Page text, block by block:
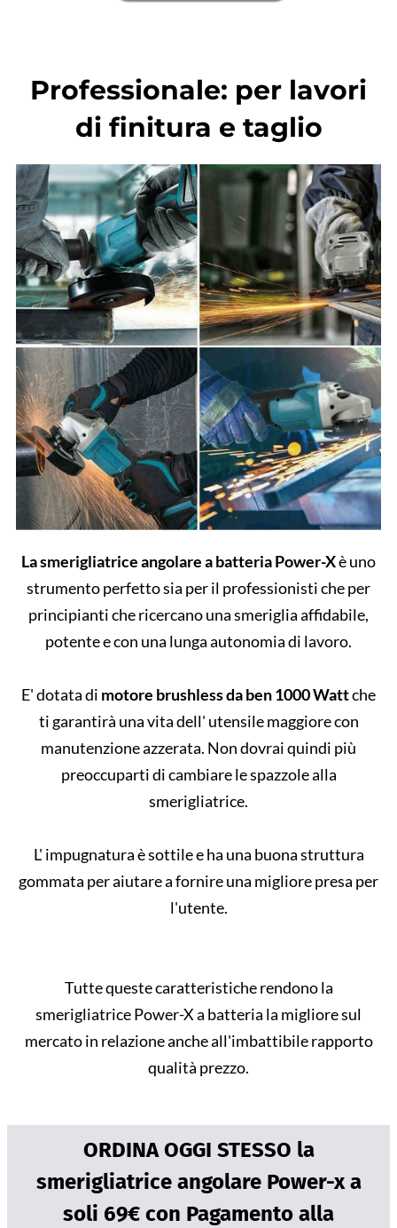
Professionale: per lavori
di finitura e taglio
La smerigliatrice angolare a batteria Power-Xè uno
strumento perfetto sia per il professionisti che per
principianti che ricercano una smeriglia affidabile,
potente e con una lunga autonomia di lavoro.
E' dotata di motore brushless da ben 1000 Wattche
ti garantirà una vita dell' utensile maggiore con
manutenzione azzerata. Non dovrai quindi più
preoccuparti di cambiare le spazzole alla
smerigliatrice.
L' impugnatura è sottile e ha una buona struttura
gommata per aiutare a fornire una migliore presa per
l'utente.
Tutte queste caratteristiche rendono la
smerigliatrice Power-X a batteria la migliore sul
mercato in relazione anche all'imbattibile rapporto
qualità prezzo.
ORDINA OGGI STESSO la
smerigliatrice angolare Power-x a
soli 69€ con Pagamento alla